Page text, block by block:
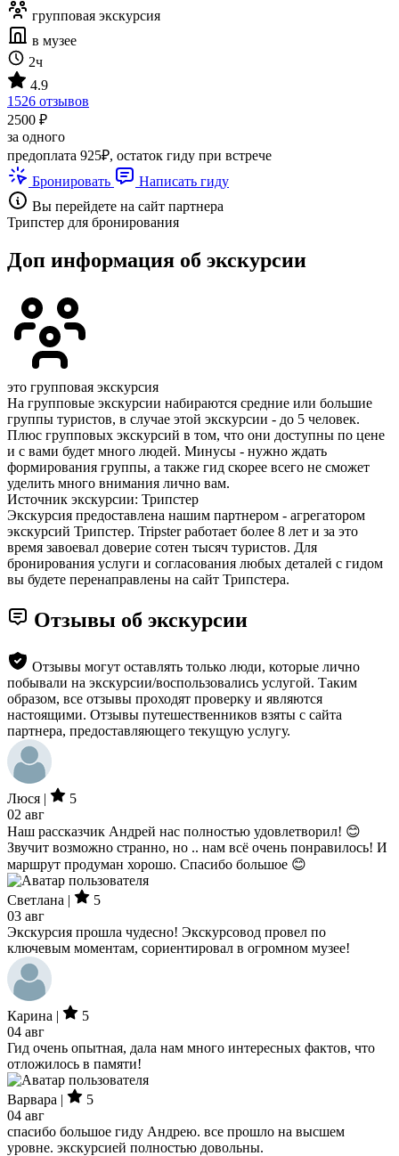
групповая экскурсия
в музее
2ч
4.9
1526 отзывов
2500 ₽
за одного
предоплата 925₽, остаток гиду при встрече
Бронировать
Написать гиду
Вы перейдете на сайт партнера
Трипстер для бронирования
Доп информация об экскурсии
это групповая экскурсия
На групповые экскурсии набираются средние или большие
группы туристов, в случае этой экскурсии - до 5 человек.
Плюс групповых экскурсий в том, что они доступны по цене
и с вами будет много людей. Минусы - нужно ждать
формирования группы, а также гид скорее всего не сможет
уделить много внимания лично вам.
Источник экскурсии: Трипстер
Экскурсия предоставлена нашим партнером - агрегатором
экскурсий Трипстер. Tripster работает более 8 лет и за это
время завоевал доверие сотен тысяч туристов. Для
бронирования услуги и согласования любых деталей с гидом
вы будете перенаправлены на сайт Трипстера.
Отзывы об экскурсии
Отзывы могут оставлять только люди, которые лично
побывали на экскурсии/воспользовались услугой. Таким
образом, все отзывы проходят проверку и являются
настоящими. Отзывы путешественников взяты с сайта
партнера, предоставляющего текущую услугу.
Люся |
5
02 авг
Наш рассказчик Андрей нас полностью удовлетворил! 😊
Звучит возможно странно, но .. нам всё очень понравилось! И
маршрут продуман хорошо. Спасибо большое 😊
Светлана |
5
03 авг
Экскурсия прошла чудесно! Экскурсовод провел по
ключевым моментам, сориентировал в огромном музее!
Карина |
5
04 авг
Гид очень опытная, дала нам много интересных фактов, что
отложилось в памяти!
Варвара |
5
04 авг
спасибо большое гиду Андрею. все прошло на высшем
уровне. экскурсией полностью довольны.